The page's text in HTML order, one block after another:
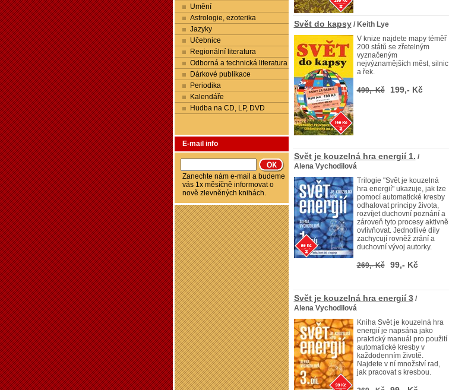
Umění
Astrologie, ezoterika
Jazyky
Učebnice
Regionální literatura
Odborná a technická literatura
Dárkové publikace
Periodika
Kalendáře
Hudba na CD, LP, DVD
E-mail info
Zanechte nám e-mail a budeme
vás 1x měsíčně informovat o
nově zlevněných knihách.
Svět do kapsy/ Keith Lye
V knize najdete mapy téměř
200 států se zřetelným
vyznačeným
nejvýznamějších měst, silnic
a řek.
499,- Kč 199,- Kč
Svět je kouzelná hra energií 1. /
Alena Vychodilová
Trilogie "Svět je kouzelná
hra energií" ukazuje, jak lze
pomocí automatické kresby
odhalovat principy života,
rozvíjet duchovní poznání a
zároveň tyto procesy aktivně
ovlivňovat. Jednotlivé díly
zachycují rovněž zrání a
duchovní vývoj autorky.
269,- Kč 99,- Kč
Svět je kouzelná hra energií 3/
Alena Vychodilová
Kniha Svět je kouzelná hra
energií je napsána jako
praktický manuál pro použití
automatické kresby v
každodenním životě.
Najdete v ní množství rad,
jak pracovat s kresbou.